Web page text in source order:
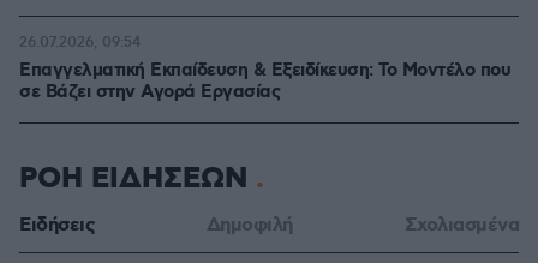
Επαγγελματική Εκπαίδευση & Εξειδίκευση: Το Mοντέλο που
σε Bάζει στην Aγορά Eργασίας
26.07.2026, 09:54
ΡΟΗ ΕΙΔΗΣΕΩΝ
Ειδήσεις Δημοφιλή Σχολιασμένα